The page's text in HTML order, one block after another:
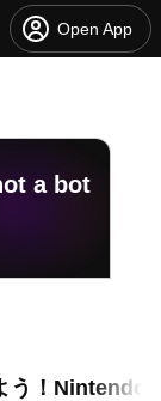
Open App
a bot
う！